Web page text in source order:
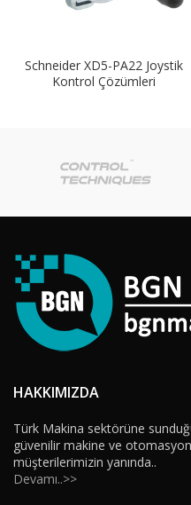
Schneider XD5-PA22 Joystik
Kontrol Çözümleri
HAKKIMIZDA
Türk Makina sektörüne
güvenilir makine ve
müşterilerimizin yanında..
Devamı..>>